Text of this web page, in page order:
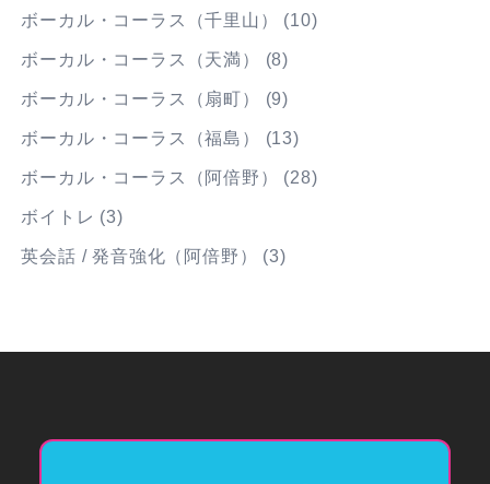
ボーカル・コーラス（千里山） (10)
ボーカル・コーラス（天満） (8)
ボーカル・コーラス（扇町） (9)
ボーカル・コーラス（福島） (13)
ボーカル・コーラス（阿倍野） (28)
ボイトレ (3)
英会話 / 発音強化（阿倍野） (3)